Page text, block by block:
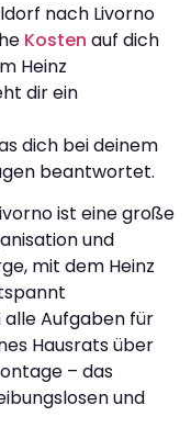
nach Livorno
Kosten auf dich
Heinz
dir ein
dich bei deinem
beantwortet.
ist eine große
und
mit dem Heinz
alle Aufgaben für
Hausrats über
– das
und